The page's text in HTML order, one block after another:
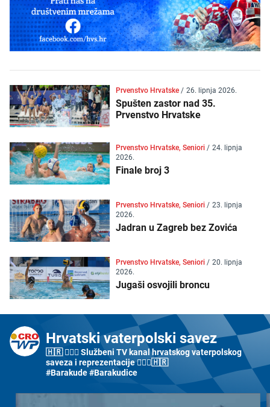
Prvenstvo Hrvatske/ 26. lipnja 2026.
Spušten zastor nad 35.
Prvenstvo Hrvatske
Prvenstvo Hrvatske, Seniori/ 24. lipnja
2026.
Finale broj 3
Prvenstvo Hrvatske, Seniori/ 23. lipnja
2026.
Jadran u Zagreb bez Zovića
Prvenstvo Hrvatske, Seniori/ 20. lipnja
2026.
Jugaši osvojili broncu
Hrvatski vaterpolski savez
🇭🇷 🤽🏼‍♂️ Službeni TV kanal hrvatskog vaterpolskog
saveza i reprezentacije 🤽🏼‍♀️🇭🇷
#Barakude #Barakudice